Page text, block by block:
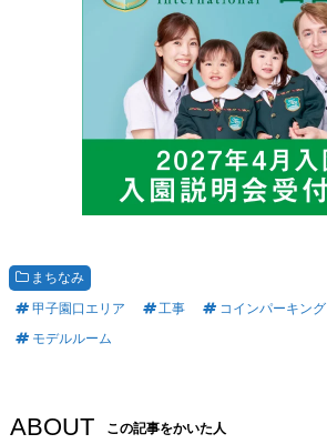
まちなみ
甲子園口エリア
工事 コインパーキング
モデルルーム
ABOUT この記事をかいた人